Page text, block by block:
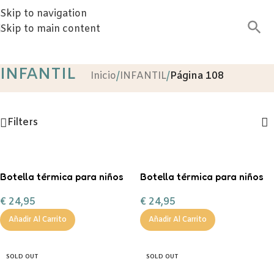
Skip to navigation
Skip to main content
INFANTIL Inicio/INFANTIL/Página 108
Filters
Botella térmica para niños
€ 24,95
Añadir Al Carrito
Botella térmica para niños
€ 24,95
Añadir Al Carrito
SOLD OUT SOLD OUT